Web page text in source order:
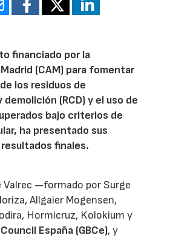
financiado por la
(CAM) para fomentar
los residuos de
(RCD) y el uso de
bajo criterios de
ha presentado sus
finales.
Valrec —formado por Surge
Allgaier Mogensen,
Hormicruz, Kolokium y
España (GBCe), y